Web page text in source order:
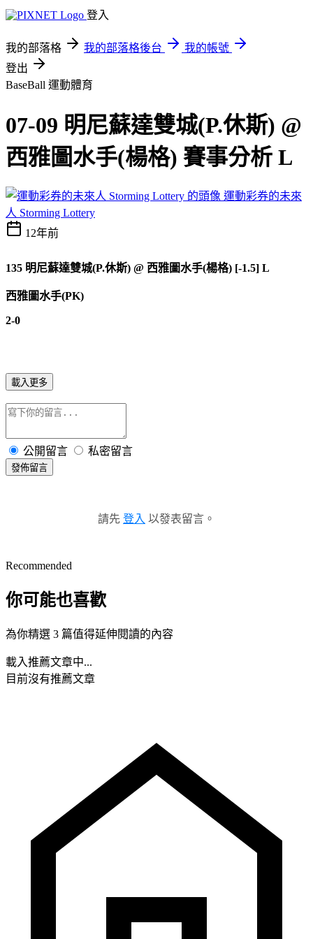
登入
我的部落格 我的部落格後台
我的帳號
登出
BaseBall 運動體育
07-09 明尼蘇達雙城(P.休斯) @
西雅圖水手(楊格) 賽事分析 L
運動彩券的未來
人 Storming Lottery
12年前
135 明尼蘇達雙城(P.休斯) @ 西雅圖水手(楊格) [-1.5] L
西雅圖水手(PK)
2-0
載入更多
公開留言 私密留言
發佈留言
請先 登入 以發表留言。
Recommended
你可能也喜歡
為你精選 3 篇值得延伸閱讀的內容
載入推薦文章中...
目前沒有推薦文章